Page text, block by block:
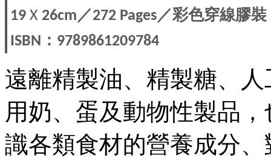
19 X 26cm／272 Pages／彩色穿線膠裝
ISBN ： 9789861209784
遠離精製油、精製糖、
用奶、蛋及動物性製品
識各類食材的營養成分